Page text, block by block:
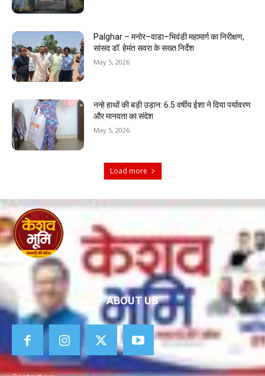
Palghar – मनोर–वाडा–भिवंडी महामार्ग का निरीक्षण,
सांसद डॉ. हेमंत सवरा के सख्त निर्देश
May 5, 2026
नन्हे हाथों की बड़ी उड़ान: 6.5 वर्षीय ईशा ने दिया पर्यावरण
और मानवता का संदेश
May 5, 2026
Load more
ABOUT US